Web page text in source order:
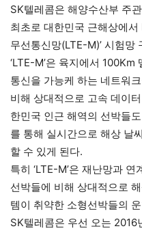
SK텔레콤은 해양수산부 주
최초로 대한민국 근해상에서
무선통신망(LTE-M)’ 시험망
‘LTE-M’은 육지에서
통신을 가능케 하는 네트워
비해 상대적으로 고속 데이
한민국 인근 해역의 선박들
를 통해 실시간으로 해상 날
할 수 있게 된다.
특히 ‘LTE-M’은 재난망과
선박들에 비해 상대적으로
템이 취약한 소형선박들의
SK텔레콤은 우선 오는 2016